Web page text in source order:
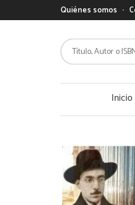
Quiénes somos
Inicio